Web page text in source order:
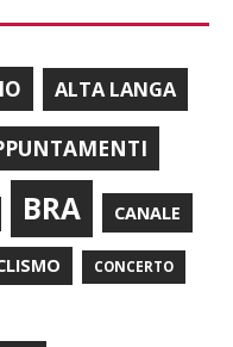
ALTA LANGA
BRA CANALE
CONCERTO